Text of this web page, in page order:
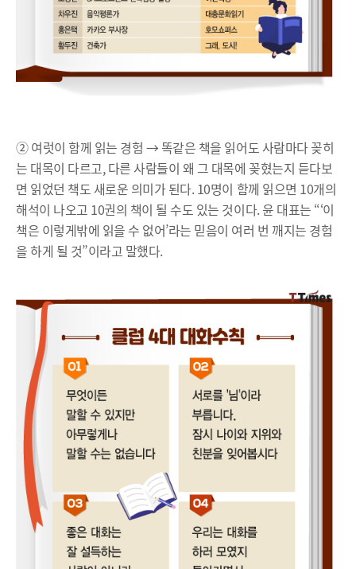
② 여럿이 함께 읽는 경험 → 똑같은 책을 읽어도 사람마다 꽂히
는 대목이 다르고, 다른 사람들이 왜 그 대목에 꽂혔는지 듣다보
면 읽었던 책도 새로운 의미가 된다. 10명이 함께 읽으면 10개의
해석이 나오고 10권의 책이 될 수도 있는 것이다. 윤 대표는 “‘이
책은 이렇게밖에 읽을 수 없어’라는 믿음이 여러 번 깨지는 경험
을 하게 될 것”이라고 말했다.